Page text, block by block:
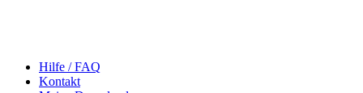
Hilfe / FAQ
Kontakt